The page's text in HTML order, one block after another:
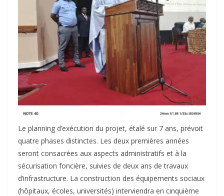
Le planning d’exécution du projet, étalé sur 7 ans, prévoit
quatre phases distinctes. Les deux premières années
seront consacrées aux aspects administratifs et à la
sécurisation foncière, suivies de deux ans de travaux
d’infrastructure. La construction des équipements sociaux
(hôpitaux, écoles, universités) interviendra en cinquième